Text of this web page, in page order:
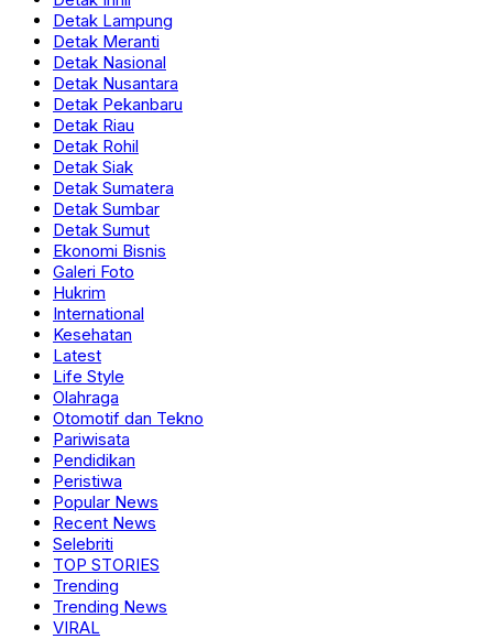
Detak Lampung
Detak Meranti
Detak Nasional
Detak Nusantara
Detak Pekanbaru
Detak Riau
Detak Rohil
Detak Siak
Detak Sumatera
Detak Sumbar
Detak Sumut
Ekonomi Bisnis
Galeri Foto
Hukrim
International
Kesehatan
Latest
Life Style
Olahraga
Otomotif dan Tekno
Pariwisata
Pendidikan
Peristiwa
Popular News
Recent News
Selebriti
TOP STORIES
Trending
Trending News
VIRAL